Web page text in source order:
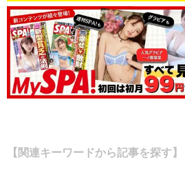
【関連キーワードから記事を探す】